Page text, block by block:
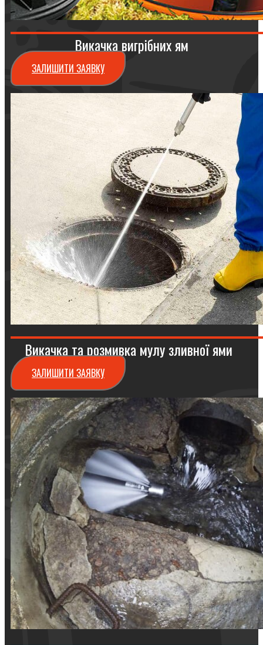
Викачка вигрібних ям
ЗАЛИШИТИ ЗАЯВКУ
Викачка та розмивка мулу зливної ями
ЗАЛИШИТИ ЗАЯВКУ